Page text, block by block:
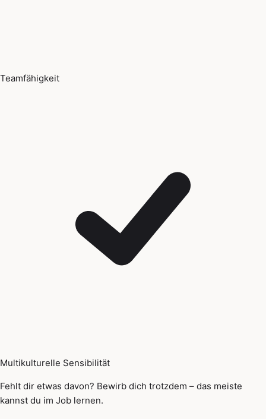
Teamfähigkeit
Multikulturelle Sensibilität
Fehlt dir etwas davon? Bewirb dich trotzdem – das meiste
kannst du im Job lernen.